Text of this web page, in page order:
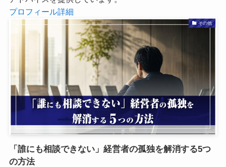
プロフィール詳細
その他
「誰にも相談できない」経営者の孤独を解消する5つ
の方法